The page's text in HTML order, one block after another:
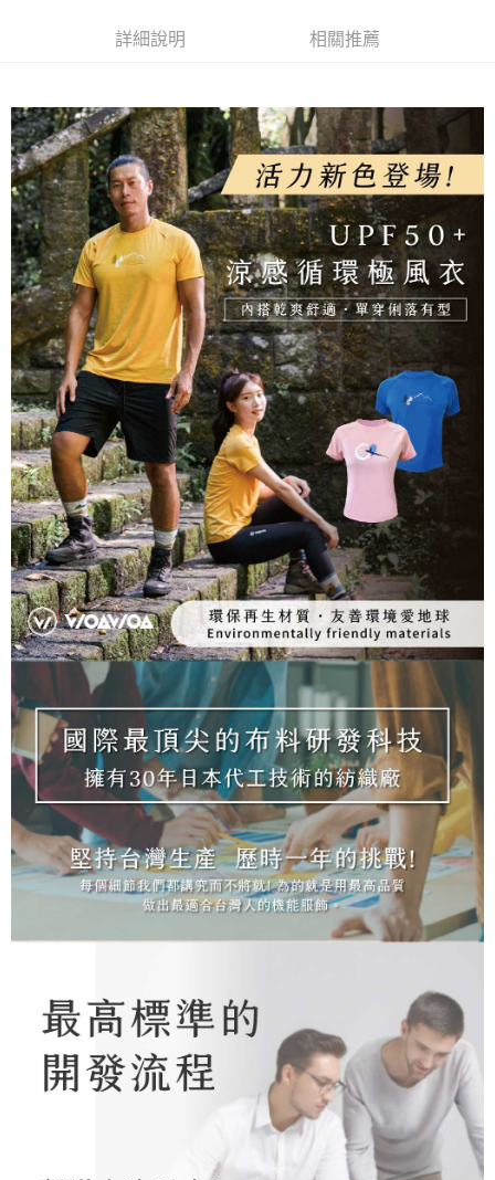
流程，驗證手機門號後，選擇欲分期的期數、繳款截止日，確認付款後即完
消。如遇「轉專審核」未通過狀況，表示未達大哥付你分期系統評分，恕無
法說明評估內容。
【繳款方式說明】
1.分期款項不併入電信帳單，「大哥付你分期」於每月結算日後寄送繳費提
醒簡訊。
2.透過簡訊連結打開帳單後，可選擇「超商條碼／台灣大直營門市／銀行轉
帳／街口支付／iPASS MONEY」等通路繳費。
【注意事項】
1.本服務係由「台灣大哥大股份有限公司」（以下簡稱本公司）所提供，讓
用戶於交易時，得透過本服務購買商品或服務，並由商店將買賣／分期付款
買賣價金債權讓與本公司後，依約使用本公司帳單繳交帳款。
2.基於同意付款使用「大哥付你分期」之契約關係目的，商店將以您的個人
資料（包含姓名、電話或地址）提供予台灣大哥大進項蒐集、處理及利用，
由本公司與您本人進行分期帳單所需資料之確認、核對及更正。
3.完整用戶服務條款，請詳閱以下連結：https://oppay.tw/userRule
【關於「AFTEE先享後付」】
１．簡單：不需註冊會員、不需綁卡、不需儲值。
２．便利：只要手機號碼，簡訊認證，即可結帳。
３．安心：先確認商品／服務後，再付款。
【「AFTEE先享後付」結帳流程】
１．於結帳方式選擇「AFTEE先享後付」後，將跳轉至「AFTEE先享後付」
結帳頁面，進行簡訊認證並確認金額後，即可完成結帳。
２．訂單成立數日內，您將收到繳費通知簡訊。
３．收到繳費通知簡訊後14天內，點擊此簡訊中的連結，可透過四大超商／
ATM／網路銀行／等多元方式進行付款，方視為交易完成。
※ 請注意：結帳手續完成當下不需立刻繳費，但若您需要取消訂單，請聯絡
購買商品的店家。未經商家同意取消之訂單仍視為有效，需透過AFTEE先享
後付繳納相關費用。
※ 交易是否成功請以「AFTEE先享後付 」之結帳頁面顯示為準，若有關於
是否繳費成功／繳費後需取消欲退款等相關疑問，請聯繫「AFTEE先享後付
客戶支援中心」
https://netprotections.freshdesk.com/support/home
【注意事項】
１．透過由恩沛科技股份有限公司提供之「AFTEE先享後付」服務完成之交
易，需依本服務之必要範圍內提供個人資料，並將交易相關給付款項請求債
權轉讓予恩沛科技股份有限公司。
２．關於個人資料處理事宜，請瀏覽以下網址：
https://aftee.tw/terms/#terms3
３．未成年的使用者請事先徵得法定代理人或監護人之同意方可使用
「AFTEE先享後付」，若未經同意申辦者引起之損失，本公司不負相關責
任。
４．使用「AFTEE先享後付」時，將依據個別帳號之用戶狀況，依本公司即
時審查核予不同之上限額度；若仍有額度不足之情形，本公司將視審查結果
請求用戶進行身份認證。
５．嚴禁一人註冊多個帳號或使用他人資訊註冊。若發現惡意使用之情形，
恩沛科技股份有限公司將有權停止該用戶之使用額度並採取法律行動。
運送方式
全家取貨付款
每筆NT$100，滿NT$1,000(含以上)免運費
付款後全家取貨
每筆NT$100，滿NT$1,000(含以上)免運費
7-11取貨付款
每筆NT$100，滿NT$1,000(含以上)免運費
付款後7-11取貨
每筆NT$100，滿NT$1,000(含以上)免運費
宅配
每筆NT$100，滿NT$1,000(含以上)免運費
順豐 查看運費
詳細說明 相關推薦